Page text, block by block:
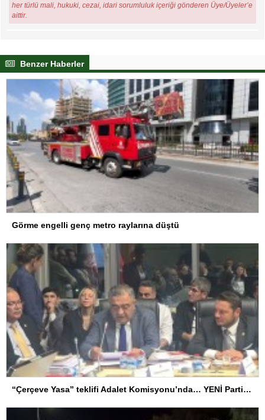
her türlü mali, hukuki, cezai, idari sorumluluk içeriği gönderen Üye/Üyeler’e
aittir.
Benzer Haberler
Görme engelli genç metro raylarına düştü
“Çerçeve Yasa” teklifi Adalet Komisyonu’nda… YENİ Partili Tanrıkulu: Bir insana ‘Silahını bırak, ülkene dön, siyasal ve toplumsal hayata katıl’ diyorsanız, o insan kapıdan içeri girdiğinde başına ne geleceğini bilmelidir